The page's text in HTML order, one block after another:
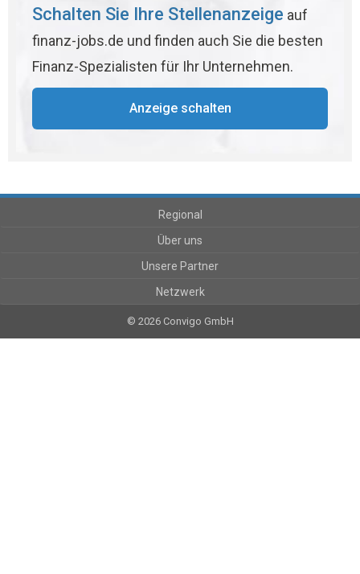
Schalten Sie Ihre Stellenanzeige auf
finanz-jobs.de und finden auch Sie die besten
Finanz-Spezialisten für Ihr Unternehmen.
Anzeige schalten
Regional
Über uns
Unsere Partner
Netzwerk
© 2026 Convigo GmbH